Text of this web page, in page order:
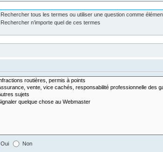
Rechercher tous les termes ou utiliser une question comme
Rechercher n’importe quel de ces termes
Oui Non